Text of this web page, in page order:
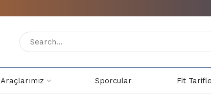
Araçlarımız Sporcular Fit